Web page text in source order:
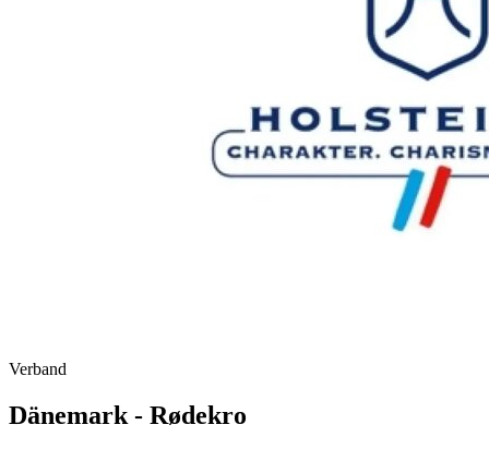
Verband
Dänemark - Rødekro